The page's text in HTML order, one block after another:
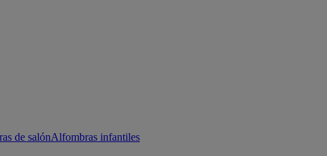
de salónAlfombras infantiles